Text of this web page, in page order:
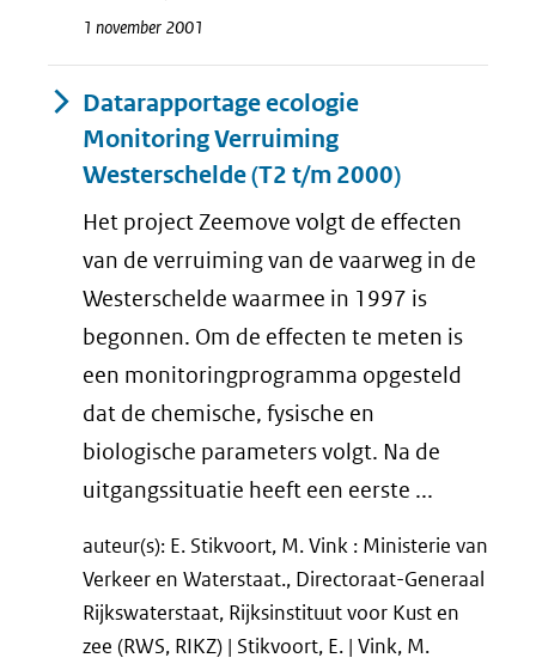
1 november 2001
Datarapportage ecologie
Monitoring Verruiming
Westerschelde (T2 t/m 2000)
Het project Zeemove volgt de effecten
van de verruiming van de vaarweg in de
Westerschelde waarmee in 1997 is
begonnen. Om de effecten te meten is
een monitoringprogramma opgesteld
dat de chemische, fysische en
biologische parameters volgt. Na de
uitgangssituatie heeft een eerste ...
auteur(s): E. Stikvoort, M. Vink : Ministerie van
Verkeer en Waterstaat., Directoraat-Generaal
Rijkswaterstaat, Rijksinstituut voor Kust en
zee (RWS, RIKZ) | Stikvoort, E. | Vink, M.